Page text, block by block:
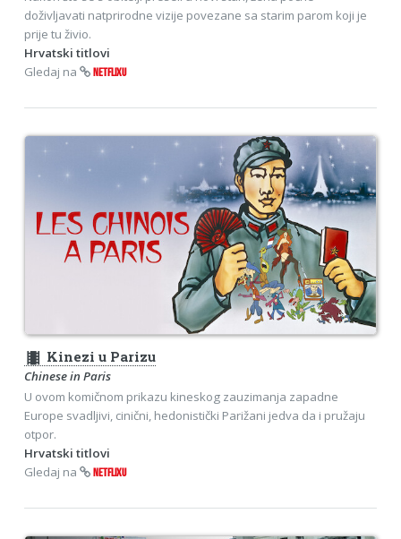
doživljavati natprirodne vizije povezane sa starim parom koji je
prije tu živio.
Hrvatski titlovi
Gledaj na
NETFLIXU
theaters Kinezi u Parizu
Chinese in Paris
U ovom komičnom prikazu kineskog zauzimanja zapadne
Europe svadljivi, cinični, hedonistički Parižani jedva da i pružaju
otpor.
Hrvatski titlovi
Gledaj na
NETFLIXU